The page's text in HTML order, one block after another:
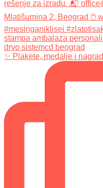
✨ Plakete, medalje i